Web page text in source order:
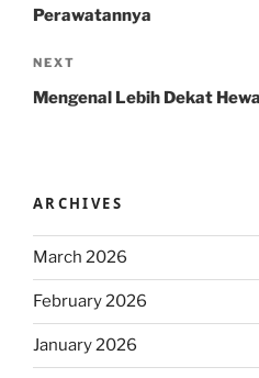
Perawatannya
Next
Post
NEXT
Mengenal Lebih Dekat
ARCHIVES
March 2026
February 2026
January 2026